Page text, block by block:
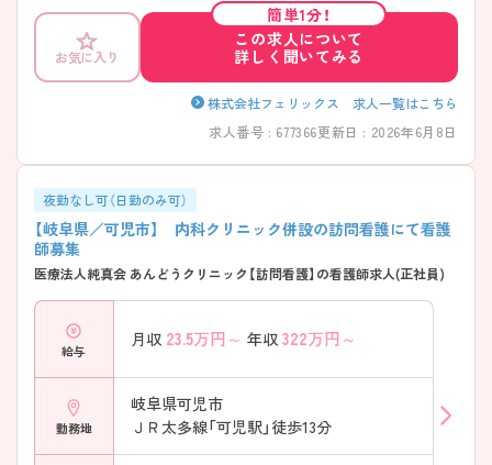
お気に入り
簡単1分！
この求人について
詳しく聞いてみる
株式会社フェリックス 求人一覧はこちら
求人番号 : 677366更新日 : 2026年6月8日
夜勤なし可（日勤のみ可）
【岐阜県／可児市】 内科クリニック併設の訪問看護にて看護
師募集
医療法人純真会 あんどうクリニック【訪問看護】の看護師求人(正社員)
給与
月収 23.5万円～ 年収 322万円～
勤務地
岐阜県可児市
ＪＲ太多線「可児駅」徒歩13分